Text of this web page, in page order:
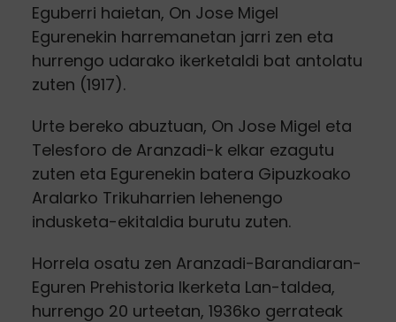
Eguberri haietan, On Jose Migel
Egurenekin harremanetan jarri zen eta
hurrengo udarako ikerketaldi bat antolatu
zuten (1917).
Urte bereko abuztuan, On Jose Migel eta
Telesforo de Aranzadi-k elkar ezagutu
zuten eta Egurenekin batera Gipuzkoako
Aralarko Trikuharrien lehenengo
indusketa-ekitaldia burutu zuten.
Horrela osatu zen Aranzadi-Barandiaran-
Eguren Prehistoria Ikerketa Lan-taldea,
hurrengo 20 urteetan, 1936ko gerrateak